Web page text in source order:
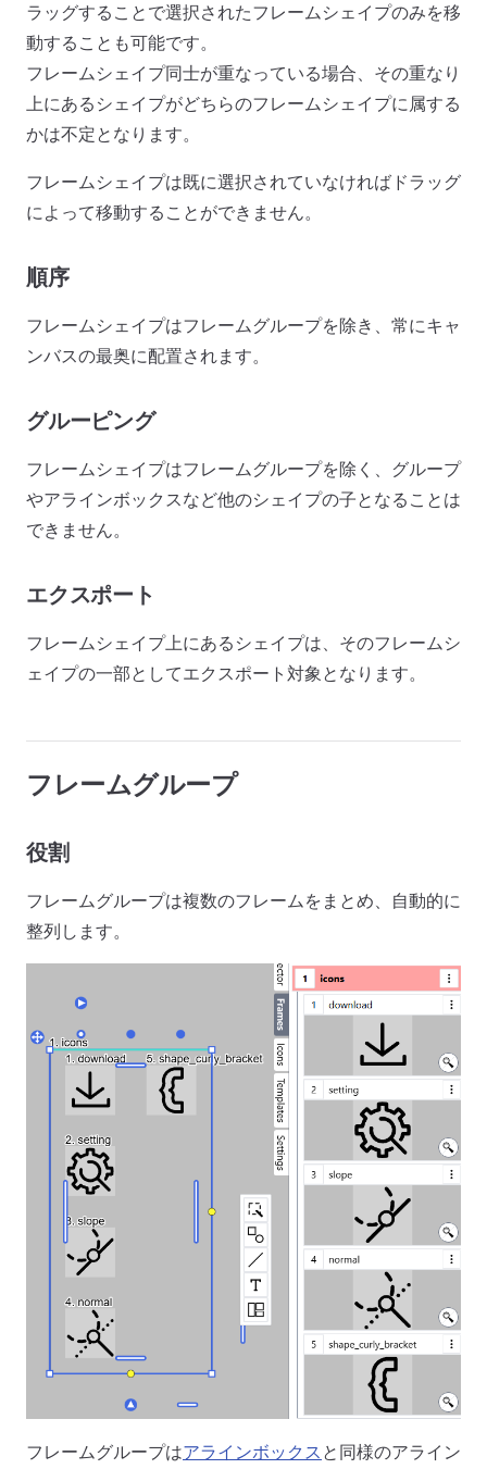
ラッグすることで選択されたフレームシェイプのみを移
動することも可能です。
フレームシェイプ同士が重なっている場合、その重なり
上にあるシェイプがどちらのフレームシェイプに属する
かは不定となります。
フレームシェイプは既に選択されていなければドラッグ
によって移動することができません。
順序
フレームシェイプはフレームグループを除き、常にキャ
ンバスの最奥に配置されます。
グルーピング
フレームシェイプはフレームグループを除く、グループ
やアラインボックスなど他のシェイプの子となることは
できません。
エクスポート
フレームシェイプ上にあるシェイプは、そのフレームシ
ェイプの一部としてエクスポート対象となります。
フレームグループ
役割
フレームグループは複数のフレームをまとめ、自動的に
整列します。
フレームグループはアラインボックス と同様のアライン